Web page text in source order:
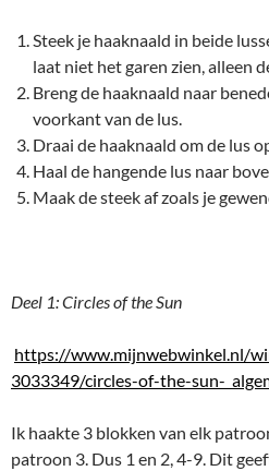
Steek je haaknaald in beide
laat niet het garen zien, alleen
Breng de haaknaald naar
voorkant van de lus.
Draai de haaknaald om de lus
Haal de hangende lus naar
Maak de steek af zoals je
Deel 1: Circles of the Sun
https://www.mijnwebwinkel.nl/
3033349/circles-of-the-sun-
Ik haakte 3 blokken van elk
patroon 3. Dus 1 en 2, 4-9. Dit